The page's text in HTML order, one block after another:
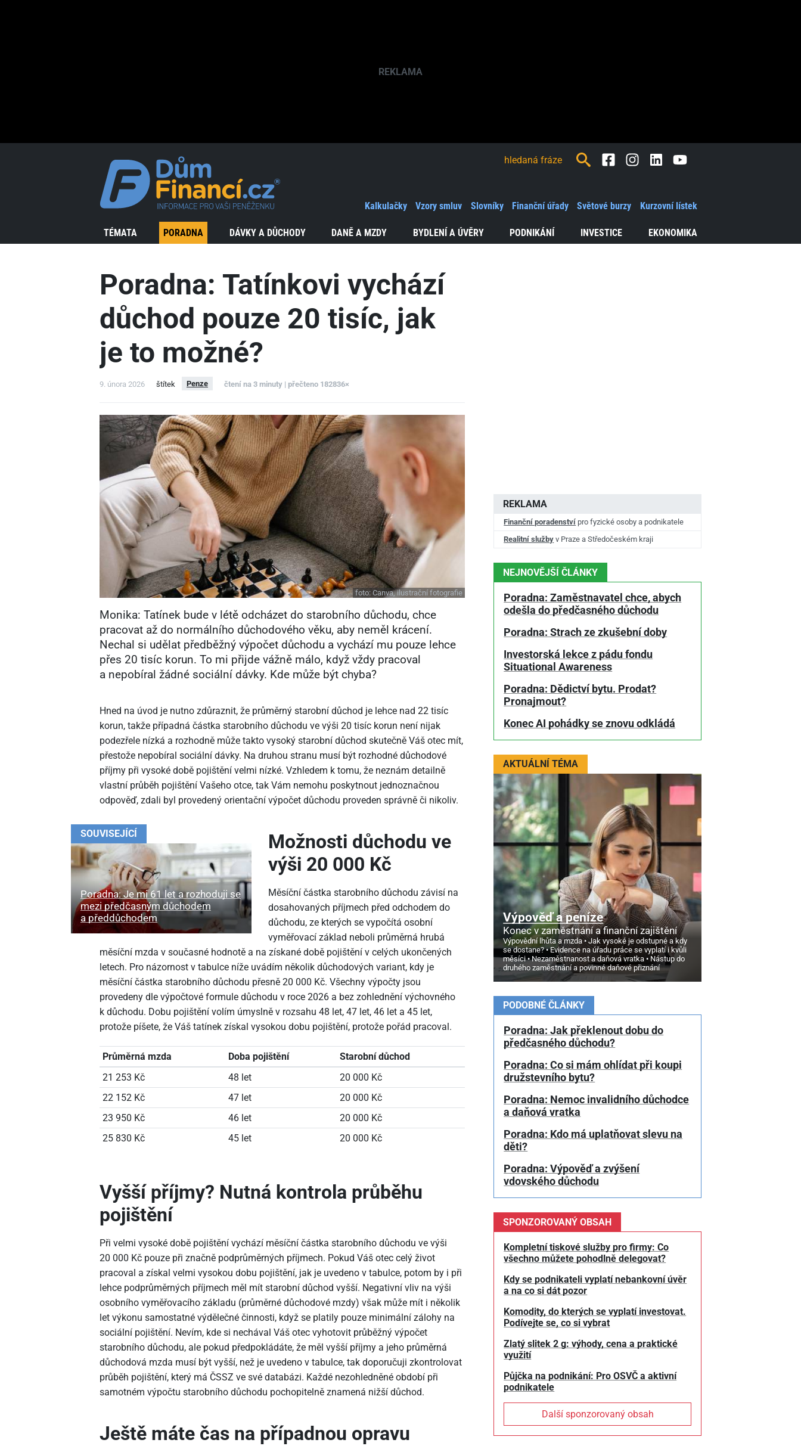
TÉMATA PORADNA DÁVKY A DŮCHODY DANĚ A MZDY BYDLENÍ A ÚVĚRY PODNIKÁNÍ INVESTICE EKONOMIKA
Kalkulačky Vzory smluv Slovníky Finanční úřady Světové burzy Kurzovní lístek
FacebookInstagramLinkedInYoutube
Poradna: Tatínkovi vychází
důchod pouze 20 tisíc, jak
je to možné?
9. února 2026 štítek Penze čtení na 3 minuty | přečteno 182836×
foto:Canva, ilustrační fotografie
Monika: Tatínek bude v létě odcházet do starobního důchodu, chce
pracovat až do normálního důchodového věku, aby neměl krácení.
Nechal si udělat předběžný výpočet důchodu a vychází mu pouze lehce
přes 20 tisíc korun. To mi přijde vážně málo, když vždy pracoval
a nepobíral žádné sociální dávky. Kde může být chyba?
Hned na úvod je nutno zdůraznit, že průměrný starobní důchod je lehce nad 22 tisíc
korun, takže případná částka starobního důchodu ve výši 20 tisíc korun není nijak
podezřele nízká a rozhodně může takto vysoký starobní důchod skutečně Váš otec mít,
přestože nepobíral sociální dávky. Na druhou stranu musí být rozhodné důchodové
příjmy při vysoké době pojištění velmi nízké. Vzhledem k tomu, že neznám detailně
vlastní průběh pojištění Vašeho otce, tak Vám nemohu poskytnout jednoznačnou
odpověď, zdali byl provedený orientační výpočet důchodu proveden správně či nikoliv.
SOUVISEJÍCÍ
Poradna: Je mi 61 let a rozhoduji se
mezi předčasným důchodem
a předdůchodem
Možnosti důchodu ve
výši 20 000 Kč
Měsíční částka starobního důchodu závisí na
dosahovaných příjmech před odchodem do
důchodu, ze kterých se vypočítá osobní
vyměřovací základ neboli průměrná hrubá
měsíční mzda v současné hodnotě a na získané době pojištění v celých ukončených
letech. Pro názornost v tabulce níže uvádím několik důchodových variant, kdy je
měsíční částka starobního důchodu přesně 20 000 Kč. Všechny výpočty jsou
provedeny dle výpočtové formule důchodu v roce 2026 a bez zohlednění výchovného
k důchodu. Dobu pojištění volím úmyslně v rozsahu 48 let, 47 let, 46 let a 45 let,
protože píšete, že Váš tatínek získal vysokou dobu pojištění, protože pořád pracoval.
Průměrná mzda Doba pojištění
Starobní důchod
21 253 Kč 48 let 20 000 Kč
22 152 Kč 47 let 20 000 Kč
23 950 Kč 46 let 20 000 Kč
25 830 Kč 45 let 20 000 Kč
Vyšší příjmy? Nutná kontrola průběhu
pojištění
Při velmi vysoké době pojištění vychází měsíční částka starobního důchodu ve výši
20 000 Kč pouze při značně podprůměrných příjmech. Pokud Váš otec celý život
pracoval a získal velmi vysokou dobu pojištění, jak je uvedeno v tabulce, potom by i při
lehce podprůměrných příjmech měl mít starobní důchod vyšší. Negativní vliv na výši
osobního vyměřovacího základu (průměrné důchodové mzdy) však může mít i několik
let výkonu samostatné výdělečné činnosti, když se platily pouze minimální zálohy na
sociální pojištění. Nevím, kde si nechával Váš otec vyhotovit průběžný výpočet
starobního důchodu, ale pokud předpokládáte, že měl vyšší příjmy a jeho průměrná
důchodová mzda musí být vyšší, než je uvedeno v tabulce, tak doporučuji zkontrolovat
průběh pojištění, který má ČSSZ ve své databázi. Každé nezohledněné období při
samotném výpočtu starobního důchodu pochopitelně znamená nižší důchod.
Ještě máte čas na případnou opravu
REKLAMA
Finanční poradenství pro fyzické osoby a podnikatele
Realitní služby v Praze a Středočeském kraji
NEJNOVĚJŠÍ ČLÁNKY
Poradna: Zaměstnavatel chce, abych
odešla do předčasného důchodu
Poradna: Strach ze zkušební doby
Investorská lekce z pádu fondu
Situational Awareness
Poradna: Dědictví bytu. Prodat?
Pronajmout?
Konec AI pohádky se znovu odkládá
AKTUÁLNÍ TÉMA
Výpověď a peníze
Konec v zaměstnání a finanční zajištění
Výpovědní lhůta a mzda
Jak vysoké je odstupné a kdy
se dostane?
Evidence na úřadu práce se vyplatí i kvůli
měsíci
Nezaměstnanost a daňová vratka
Nástup do
druhého zaměstnání a povinné daňové přiznání
PODOBNÉ ČLÁNKY
Poradna: Jak překlenout dobu do
předčasného důchodu?
Poradna: Co si mám ohlídat při koupi
družstevního bytu?
Poradna: Nemoc invalidního důchodce
a daňová vratka
Poradna: Kdo má uplatňovat slevu na
děti?
Poradna: Výpověď a zvýšení
vdovského důchodu
SPONZOROVANÝ OBSAH
Kompletní tiskové služby pro firmy: Co
všechno můžete pohodlně delegovat?
Kdy se podnikateli vyplatí nebankovní úvěr
a na co si dát pozor
Komodity, do kterých se vyplatí investovat.
Podívejte se, co si vybrat
Zlatý slitek 2 g: výhody, cena a praktické
využití
Půjčka na podnikání: Pro OSVČ a aktivní
podnikatele
Další sponzorovaný obsah